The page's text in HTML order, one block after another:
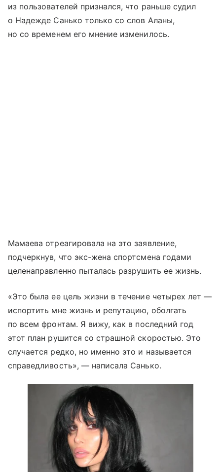
из пользователей признался, что раньше судил
о Надежде Санько только со слов Аланы,
но со временем его мнение изменилось.
Мамаева отреагировала на это заявление,
подчеркнув, что экс-жена спортсмена годами
целенаправленно пыталась разрушить ее жизнь.
«Это была ее цель жизни в течение четырех лет —
испортить мне жизнь и репутацию, оболгать
по всем фронтам. Я вижу, как в последний год
этот план рушится со страшной скоростью. Это
случается редко, но именно это и называется
справедливость», — написала Санько.